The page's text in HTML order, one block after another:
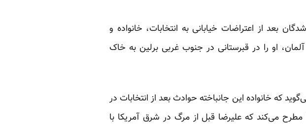
بعد از اعتراضات خیابانی به انتخابات، خانواده و
او را در قبرستانی در جنوب غربی برلین به خاک
که خانواده این جانباخته حوادث بعد از انتخابات در
مطرح می‌کند که علیرضا قبل از مرگ در شرق آمریکا با